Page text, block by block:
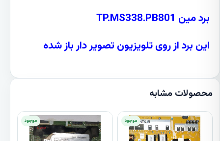
برد مین TP.MS338.PB801
این برد از روی تلویزیون تصویر دار باز شده
محصولات مشابه
موجود موجود